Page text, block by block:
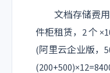
文档存储费用
件柜租赁，2 个
(阿里云企业版，